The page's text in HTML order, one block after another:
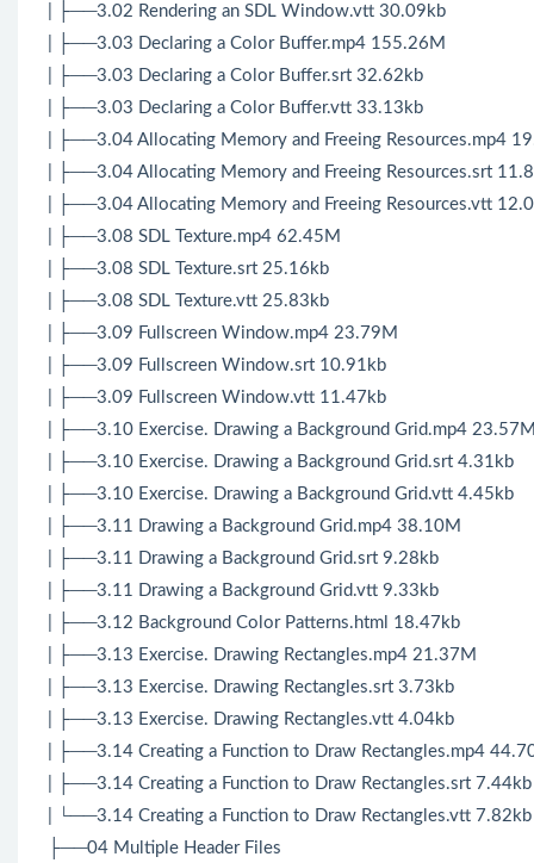
| ├──3.02 Rendering an SDL Window.vtt 30.09kb
| ├──3.03 Declaring a Color Buffer.mp4 155.26M
| ├──3.03 Declaring a Color Buffer.srt 32.62kb
| ├──3.03 Declaring a Color Buffer.vtt 33.13kb
| ├──3.04 Allocating Memory and Freeing Resources.mp4
| ├──3.04 Allocating Memory and Freeing Resources.srt
| ├──3.04 Allocating Memory and Freeing Resources.vtt
| ├──3.08 SDL Texture.mp4 62.45M
| ├──3.08 SDL Texture.srt 25.16kb
| ├──3.08 SDL Texture.vtt 25.83kb
| ├──3.09 Fullscreen Window.mp4 23.79M
| ├──3.09 Fullscreen Window.srt 10.91kb
| ├──3.09 Fullscreen Window.vtt 11.47kb
| ├──3.10 Exercise. Drawing a Background Grid.mp4
| ├──3.10 Exercise. Drawing a Background Grid.srt 4.31kb
| ├──3.10 Exercise. Drawing a Background Grid.vtt 4.45kb
| ├──3.11 Drawing a Background Grid.mp4 38.10M
| ├──3.11 Drawing a Background Grid.srt 9.28kb
| ├──3.11 Drawing a Background Grid.vtt 9.33kb
| ├──3.12 Background Color Patterns.html 18.47kb
| ├──3.13 Exercise. Drawing Rectangles.mp4 21.37M
| ├──3.13 Exercise. Drawing Rectangles.srt 3.73kb
| ├──3.13 Exercise. Drawing Rectangles.vtt 4.04kb
| ├──3.14 Creating a Function to Draw Rectangles.mp4
| ├──3.14 Creating a Function to Draw Rectangles.srt 7.44kb
| └──3.14 Creating a Function to Draw Rectangles.vtt 7.82kb
├──04 Multiple Header Files